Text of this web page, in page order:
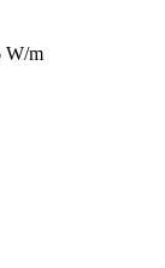
W/m